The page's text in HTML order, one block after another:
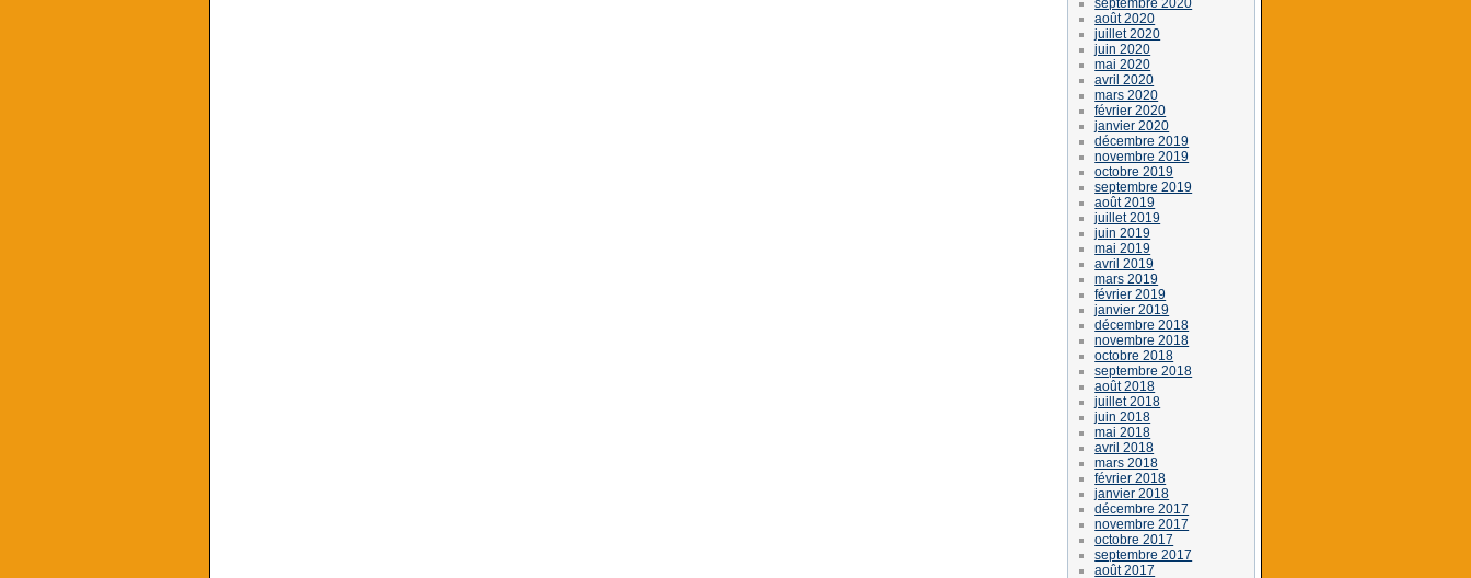
août 2020
juillet 2020
juin 2020
mai 2020
avril 2020
mars 2020
février 2020
janvier 2020
décembre 2019
novembre 2019
octobre 2019
septembre 2019
août 2019
juillet 2019
juin 2019
mai 2019
avril 2019
mars 2019
février 2019
janvier 2019
décembre 2018
novembre 2018
octobre 2018
septembre 2018
août 2018
juillet 2018
juin 2018
mai 2018
avril 2018
mars 2018
février 2018
janvier 2018
décembre 2017
novembre 2017
octobre 2017
septembre 2017
août 2017